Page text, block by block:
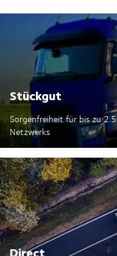
Stückgut
Sorgenfreiheit für bis zu
Netzwerks
Direct